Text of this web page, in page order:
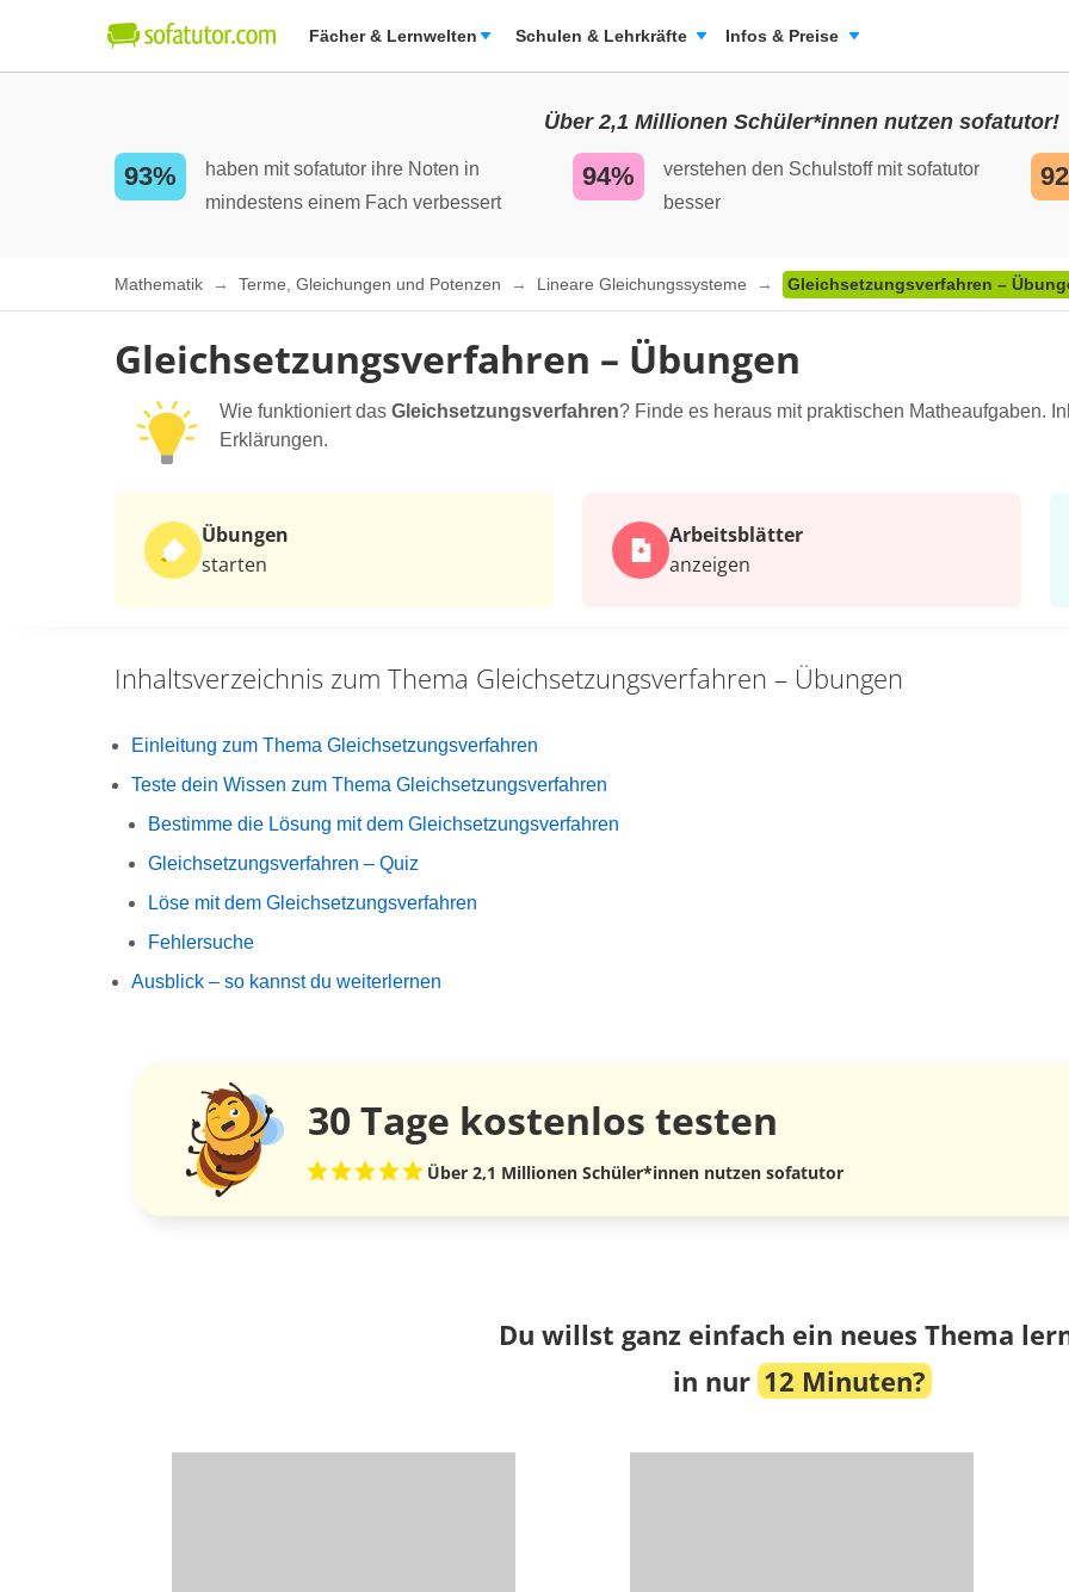
Fächer & Lernwelten Schulen & Lehrkräfte Infos & Preise
Über 2,1 Millionen Schüler*innen nutzen sofatutor!
93%
haben mit sofatutor ihre Noten in
mindestens einem Fach verbessert
94%
verstehen den Schulstoff mit sofatutor
besser
Mathematik Terme, Gleichungen und Potenzen Lineare Gleichungssysteme Gleichsetzungsverfahren –
Gleichsetzungsverfahren – Übungen
Wie funktioniert das Gleichsetzungsverfahren? Finde es heraus mit praktischen Matheaufgaben.
Erklärungen.
Übungen
starten
Arbeits­blätter
anzeigen
Inhaltsverzeichnis zum Thema Gleichsetzungsverfahren – Übungen
Einleitung zum Thema Gleichsetzungsverfahren
Teste dein Wissen zum Thema Gleichsetzungsverfahren
Bestimme die Lösung mit dem Gleichsetzungsverfahren
Gleichsetzungsverfahren – Quiz
Löse mit dem Gleichsetzungsverfahren
Fehlersuche
Ausblick – so kannst du weiterlernen
30 Tage kostenlos testen
Über 2,1 Millionen Schüler*innen nutzen sofatutor
Du willst ganz einfach ein neues Thema
in nur 12 Minuten?